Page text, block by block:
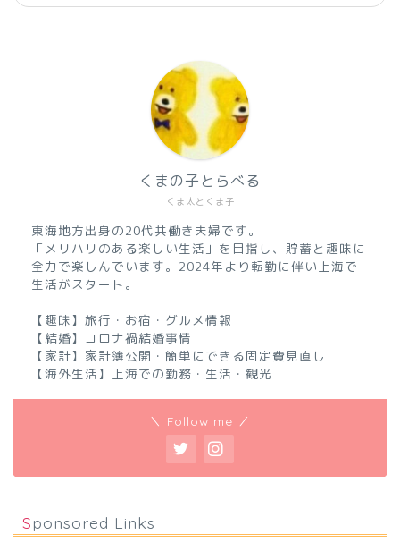
くま太とくま子
くまの子とらべる
東海地方出身の20代共働き夫婦です。
「メリハリのある楽しい生活」を目指し、貯蓄と趣味に
全力で楽しんでいます。2024年より転勤に伴い上海で
生活がスタート。
【趣味】旅行・お宿・グルメ情報
【結婚】コロナ禍結婚事情
【家計】家計簿公開・簡単にできる固定費見直し
【海外生活】上海での勤務・生活・観光
＼ Follow me ／
Sponsored Links